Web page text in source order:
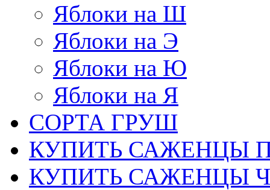
Яблоки на Ш
Яблоки на Э
Яблоки на Ю
Яблоки на Я
СОРТА ГРУШ
КУПИТЬ САЖЕНЦЫ
КУПИТЬ САЖЕНЦЫ